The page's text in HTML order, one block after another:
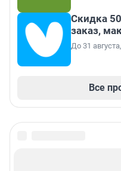
Скидка
заказ,
До 31
Все